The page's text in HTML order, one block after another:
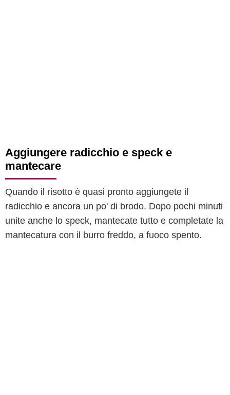
Aggiungere radicchio e speck e
mantecare
Quando il risotto è quasi pronto aggiungete il
radicchio e ancora un po' di brodo. Dopo pochi minuti
unite anche lo speck, mantecate tutto e completate la
mantecatura con il burro freddo, a fuoco spento.